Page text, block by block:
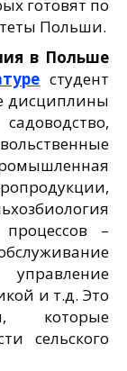
готовят по
Польши.
в Польше
студент
дисциплины
–
и т.д. Это
которые
сельского